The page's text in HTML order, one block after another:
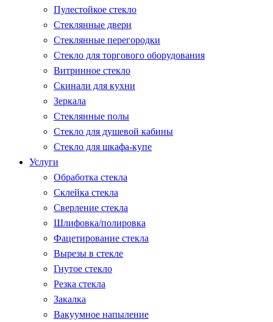
Пулестойкое стекло
Стеклянные двери
Стеклянные перегородки
Стекло для торгового оборудования
Витринное стекло
Скинали для кухни
Зеркала
Стеклянные полы
Стекло для душевой кабины
Стекло для шкафа-купе
Услуги
Обработка стекла
Склейка стекла
Сверление стекла
Шлифовка/полировка
Фацетирование стекла
Вырезы в стекле
Гнутое стекло
Резка стекла
Закалка
Вакуумное напыление